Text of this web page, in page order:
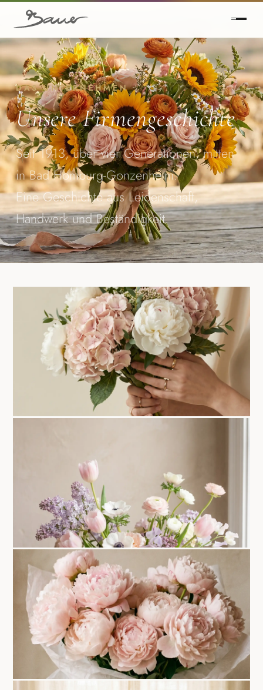
DAS UNTERNEHMEN
Unsere Firmengeschichte
Seit 1913, über vier Generationen, mitten
in Bad Homburg-Gonzenheim.
Eine Geschichte aus Leidenschaft,
Handwerk und Beständigkeit.